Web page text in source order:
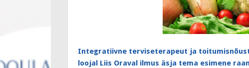
Integratiivne terviseterapeut ja
loojal Liis Oraval ilmus äsja tema esimene